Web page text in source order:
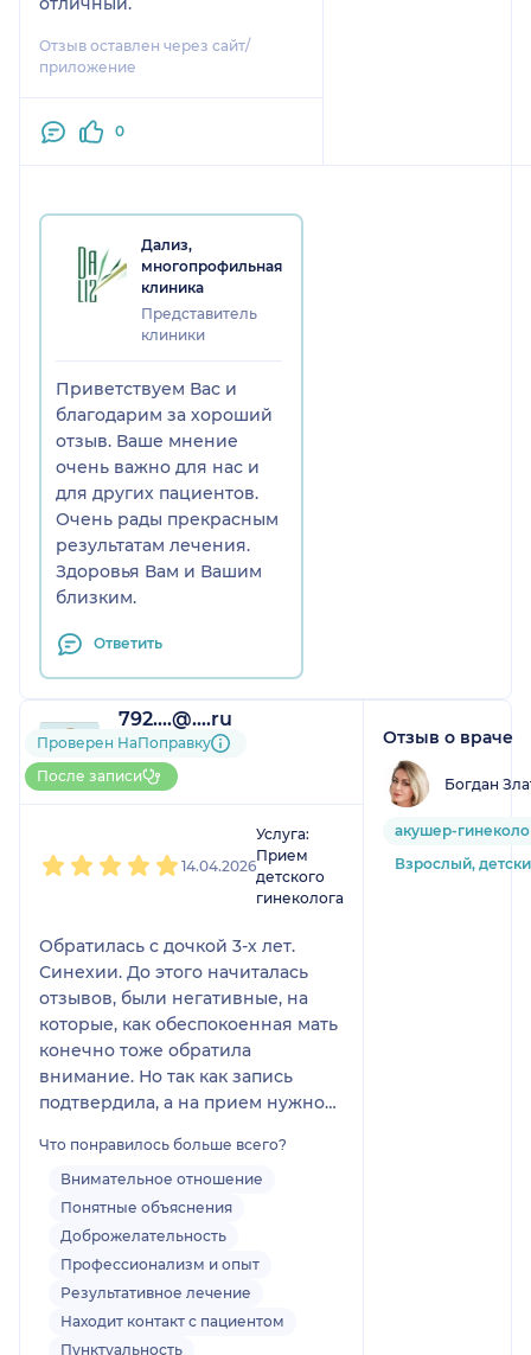
Отзыв оставлен через сайт/
приложение
0
Дализ,
многопрофильная
клиника
Представитель
клиники
Приветствуем Вас и
благодарим за хороший
отзыв. Ваше мнение
очень важно для нас и
для других пациентов.
Очень рады прекрасным
результатам лечения.
Здоровья Вам и Вашим
близким.
Ответить
792....@....ru
1 отзыв
До 5 записей через
НаПоправку
Проверен НаПоправку
После записи
14.04.2026
Услуга:
Прием
детского
гинеколога
Обратилась с дочкой 3-х лет.
Синехии. До этого начиталась
отзывов, были негативные, на
которые, как обеспокоенная мать
конечно тоже обратила
внимание. Но так как запись
подтвердила, а на прием нужно
уже отказывалась ходить в
туалет-поехала за 120 км на
прием. И ни грамма не пожалела!
Приём начался со знакомства с
ребёнком. Доктор поговорила с
ней, а только потом приступила к
осмотру. Все прошло быстро и
Что понравилось больше всего?
Внимательное отношение
Понятные объяснения
Доброжелательность
Профессионализм и опыт
Результативное лечение
Находит контакт с пациентом
Пунктуальность
Отзыв о враче
Богдан
акушер-
Взрослый,